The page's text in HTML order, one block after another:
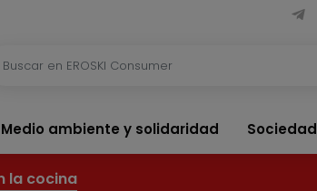
Medio ambiente y solidaridad
la cocina